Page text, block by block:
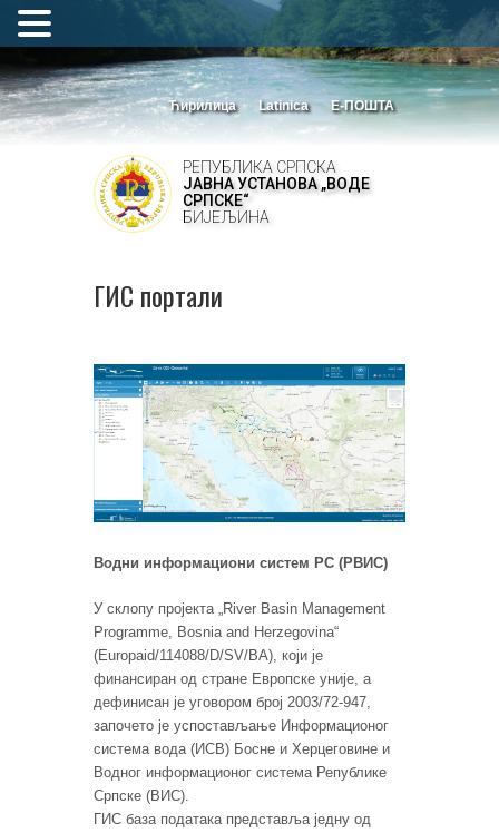
Ћирилица Latinica Е-ПОШТА
РЕПУБЛИКА СРПСКА
ЈАВНА УСТАНОВА „ВОДЕ
СРПСКЕ“
БИЈЕЉИНА
ГИС портали
Водни информациони систем РС (РВИС)
У склопу пројекта „River Basin Management
Programme, Bosnia and Herzegovina“
(Europaid/114088/D/SV/BA), који је
финансиран од стране Европске уније, а
дефинисан је уговором број 2003/72-947,
започето је успостављање Информационог
система вода (ИСВ) Босне и Херцеговине и
Водног информационог система Републике
Српске (ВИС).
ГИС база података представља једну од